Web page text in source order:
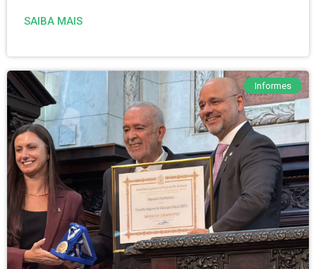
SAIBA MAIS
Informes